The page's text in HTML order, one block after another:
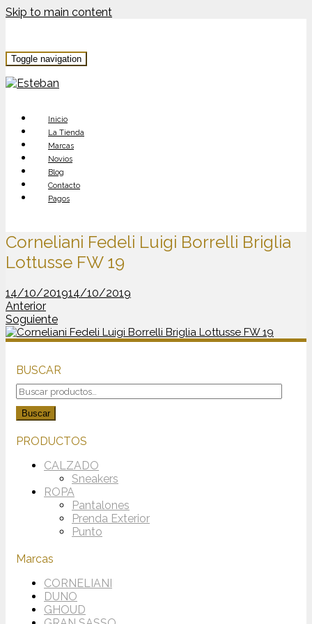
Skip to main content
Toggle navigation
Inicio
La Tienda
Marcas
Novios
Blog
Contacto
Pagos
Corneliani Fedeli Luigi Borrelli Briglia
Lottusse FW 19
14/10/201914/10/2019
Anterior
Soguiente
BUSCAR
Buscar
por:
Buscar
PRODUCTOS
CALZADO
Sneakers
ROPA
Pantalones
Prenda Exterior
Punto
Marcas
CORNELIANI
DUNO
GHOUD